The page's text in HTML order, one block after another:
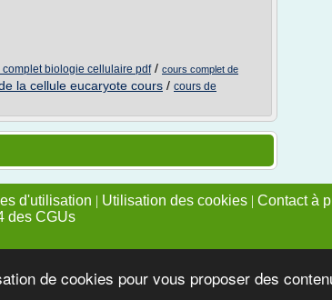
de cookies pour vous proposer des
complet biologie cellulaire pdf/ cours complet de
la cellule eucaryote cours / cours de
d'utilisation | Utilisation des cookies | Contact à
des CGUs